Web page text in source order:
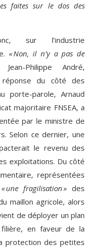
faites sur le dos des
sur l’industrie
« Non, il n’y a pas de
Philippe André,
réponse du côté des
porte-parole, Arnaud
majoritaire FNSEA, a
par le ministre de
Selon ce dernier, une
le revenu des
exploitations. Du côté
représentées
« une fragilisation » des
maillon agricole, alors
de déployer un plan
en faveur de la
protection des petites